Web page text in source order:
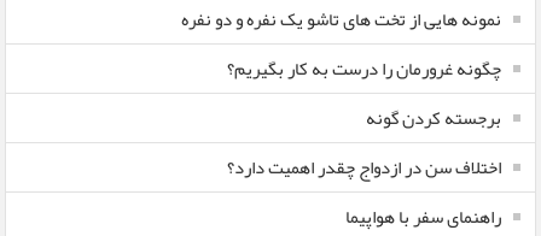
نمونه هایی از تخت های تاشو یک نفره و دو نفره
چگونه غرورمان را درست به کار بگیریم؟
برجسته کردن گونه
اختلاف سن در ازدواج چقدر اهمیت دارد؟
راهنمای سفر با هواپیما